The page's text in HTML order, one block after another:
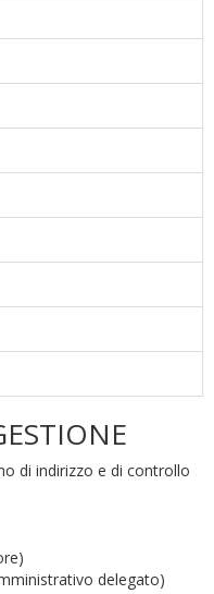
di indirizzo e di controllo
delegato)